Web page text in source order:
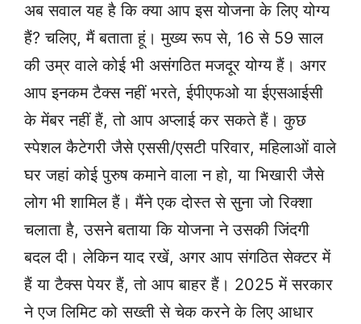
अब सवाल यह है कि क्या आप इस योजना के लिए योग्य
हैं? चलिए, मैं बताता हूं। मुख्य रूप से, 16 से 59 साल
की उम्र वाले कोई भी असंगठित मजदूर योग्य हैं। अगर
आप इनकम टैक्स नहीं भरते, ईपीएफओ या ईएसआईसी
के मेंबर नहीं हैं, तो आप अप्लाई कर सकते हैं। कुछ
स्पेशल कैटेगरी जैसे एससी/एसटी परिवार, महिलाओं वाले
घर जहां कोई पुरुष कमाने वाला न हो, या भिखारी जैसे
लोग भी शामिल हैं। मैंने एक दोस्त से सुना जो रिक्शा
चलाता है, उसने बताया कि योजना ने उसकी जिंदगी
बदल दी। लेकिन याद रखें, अगर आप संगठित सेक्टर में
हैं या टैक्स पेयर हैं, तो आप बाहर हैं। 2025 में सरकार
ने एज लिमिट को सख्ती से चेक करने के लिए आधार